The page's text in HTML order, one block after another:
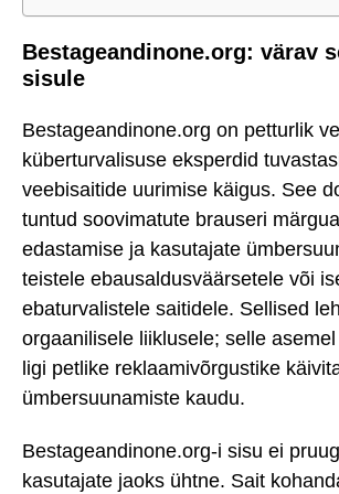
Bestageandinone.org: värav
sisule
Bestageandinone.org on petturlik
küberturvalisuse eksperdid
veebisaitide uurimise käigus. See
tuntud soovimatute brauseri
edastamise ja kasutajate
teistele ebausaldusväärsetele või
ebaturvalistele saitidele. Sellised
orgaanilisele liiklusele; selle
ligi petlike reklaamivõrgustike
ümbersuunamiste kaudu.
Bestageandinone.org-i sisu ei
kasutajate jaoks ühtne. Sait